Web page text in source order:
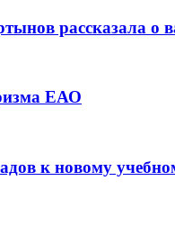
рассказала о
ЕАО
к новому